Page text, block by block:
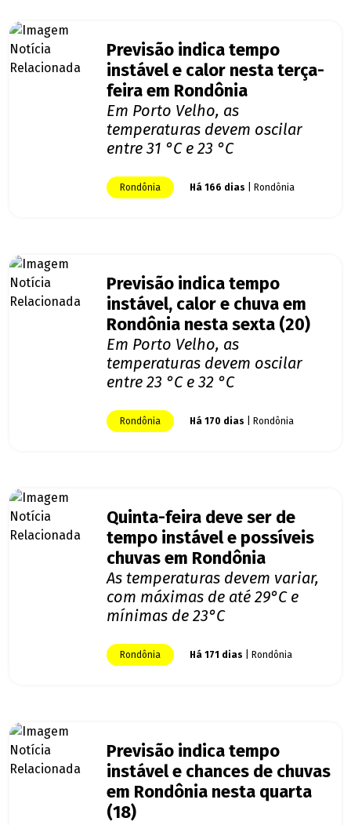
Previsão indica tempo
instável e calor nesta terça-
feira em Rondônia
Em Porto Velho, as
temperaturas devem oscilar
entre 31 °C e 23 °C
Rondônia Há 166 dias | Rondônia
Previsão indica tempo
instável, calor e chuva em
Rondônia nesta sexta (20)
Em Porto Velho, as
temperaturas devem oscilar
entre 23 °C e 32 °C
Rondônia Há 170 dias | Rondônia
Quinta-feira deve ser de
tempo instável e possíveis
chuvas em Rondônia
As temperaturas devem variar,
com máximas de até 29°C e
mínimas de 23°C
Rondônia Há 171 dias | Rondônia
Previsão indica tempo
instável e chances de chuvas
em Rondônia nesta quarta
(18)